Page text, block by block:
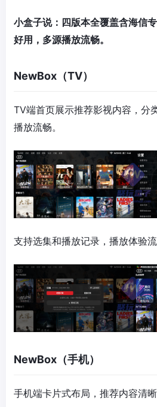
小盒子说：四版本全覆盖含海信
好用，多源播放流畅。
NewBox（TV）
TV端首页展示推荐影视内容，分
播放流畅。
支持选集和播放记录，播放体验流
NewBox（手机）
手机端卡片式布局，推荐内容清晰